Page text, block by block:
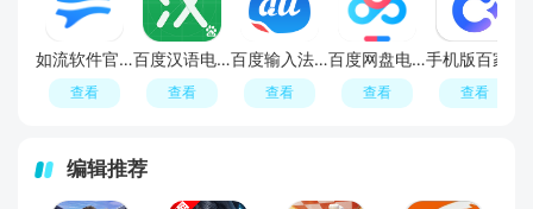
如流软件官方app安卓版
查看
百度汉语电子版客户端
查看
百度输入法小米版内置提取版apk
查看
百度网盘电视客户端免费版
查看 查看
编辑推荐